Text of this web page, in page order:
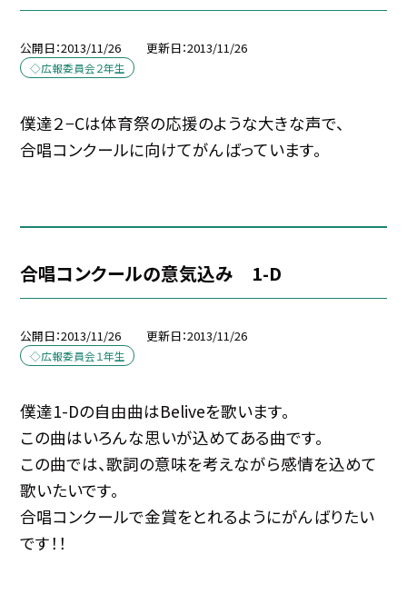
公開日 2013/11/26 更新日 2013/11/26
◇広報委員会２年生
僕達２−Cは体育祭の応援のような大きな声で、
合唱コンクールに向けてがんばっています。
合唱コンクールの意気込み 1-D
公開日 2013/11/26 更新日 2013/11/26
◇広報委員会１年生
僕達1-Dの自由曲はBeliveを歌います。
この曲はいろんな思いが込めてある曲です。
この曲では、歌詞の意味を考えながら感情を込めて
歌いたいです。
合唱コンクールで金賞をとれるようにがんばりたい
です！！